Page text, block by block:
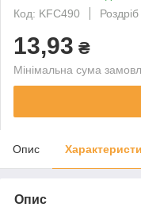
Код: KFC490
Роздріб
13,93 ₴
Мінімальна сума
Опис
Опис